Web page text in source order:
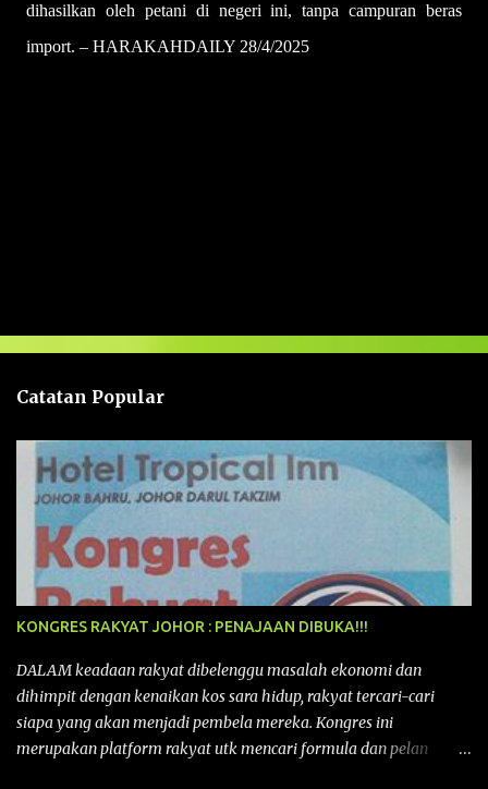
dihasilkan oleh petani di negeri ini, tanpa campuran beras
import. – HARAKAHDAILY 28/4/2025
a
n
Catatan Popular
KONGRES RAKYAT JOHOR : PENAJAAN DIBUKA!!!
DALAM keadaan rakyat dibelenggu masalah ekonomi dan
dihimpit dengan kenaikan kos sara hidup, rakyat tercari-cari
siapa yang akan menjadi pembela mereka. Kongres ini
merupakan platform rakyat utk mencari formula dan pelan